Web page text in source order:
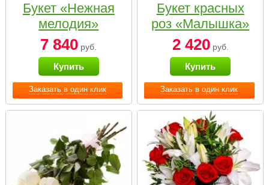
Заказать в один клик
Букет «Нежная
мелодия»
7 840 руб.
Купить
Заказать в один клик
Букет красных
роз «Малышка»
2 420руб.
Купить